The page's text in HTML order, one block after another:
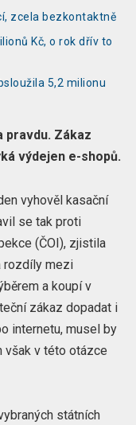
zcela bezkontaktně
Kč, o rok dřív to
5,2 milionu
pravdu. Zákaz
výdejen e-shopů.
vyhověl kasační
se tak proti
(ČOI), zjistila
rozdíly mezi
a koupí v
zákaz dopadat i
internetu, musel by
však v této otázce
státních